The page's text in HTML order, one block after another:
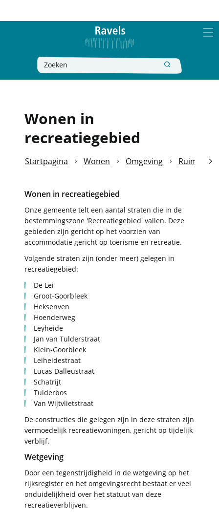
Naar
inhoud
Wat
zoek
je?
Zoeken
Wonen in
recreatiegebied
Startpagina Wonen Omgeving
Wonen in recreatiegebied
Onze gemeente telt een aantal straten die in de
bestemmingszone 'Recreatiegebied' vallen. Deze
gebieden zijn gericht op het voorzien van
accommodatie gericht op toerisme en recreatie.
Volgende straten zijn (onder meer) gelegen in
recreatiegebied:
De Lei
Groot-Goorbleek
Heksenven
Hoenderweg
Leyheide
Jan van Tulderstraat
Klein-Goorbleek
Leiheidestraat
Lucas Dalleustraat
Schatrijt
Tulderbos
Van Wijtvlietstraat
De constructies die gelegen zijn in deze straten zijn
vermoedelijk recreatiewoningen, gericht op tijdelijk
verblijf.
Wetgeving
Door een tegenstrijdigheid in de wetgeving op het
rijksregister en het omgevingsrecht bestaat er veel
onduidelijkheid over het statuut van deze
recreatieverblijven.